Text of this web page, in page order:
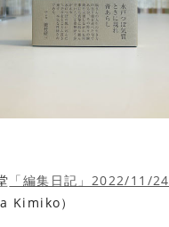
「編集日記」2022/11/24
Kimiko）